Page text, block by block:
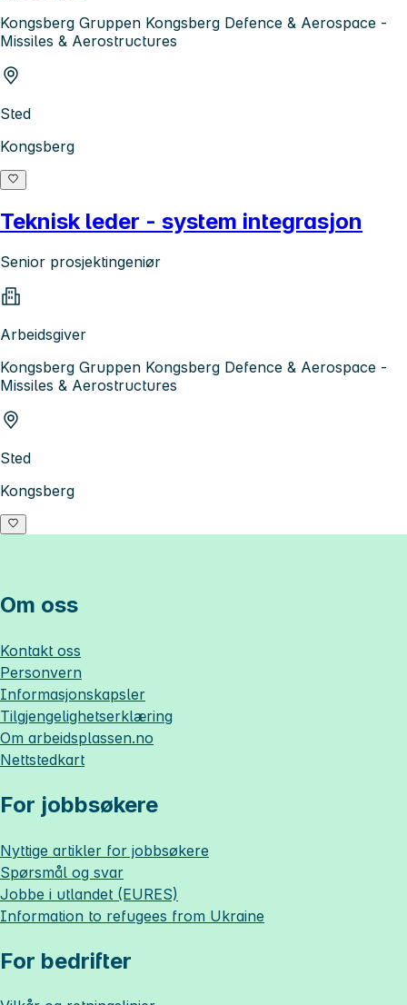
Kongsberg Gruppen Kongsberg Defence & Aerospace -
Missiles & Aerostructures
Sted
Kongsberg
Teknisk leder - system integrasjon
Senior prosjektingeniør
Arbeidsgiver
Kongsberg Gruppen Kongsberg Defence & Aerospace -
Missiles & Aerostructures
Sted
Kongsberg
Om oss
Kontakt oss
Personvern
Informasjonskapsler
Tilgjengelighetserklæring
Om arbeidsplassen.no
Nettstedkart
For jobbsøkere
Nyttige artikler for jobbsøkere
Spørsmål og svar
Jobbe i utlandet (EURES)
Information to refugees from Ukraine
For bedrifter